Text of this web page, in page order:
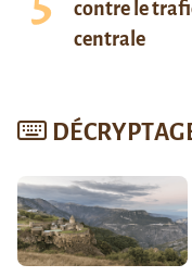
contre le
centrale